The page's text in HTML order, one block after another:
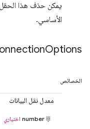
يمكن حذف هذا الحقل
الأساسي.
Options
الخصائص
معدل نقل البيانات
number اختياري